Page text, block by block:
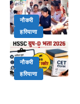
नौकरी
हरियाणा
नौकरी
हरियाणा